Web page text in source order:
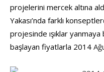
projelerini mercek altına
Yakası’nda farklı
projesinde ışıklar
başlayan fiyatlarla 2014